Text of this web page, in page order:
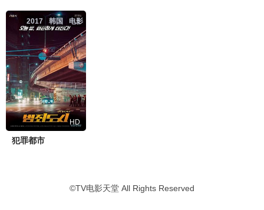
电影
韩国
2017
HD
犯罪都市
©TV电影天堂 All Rights Reserved